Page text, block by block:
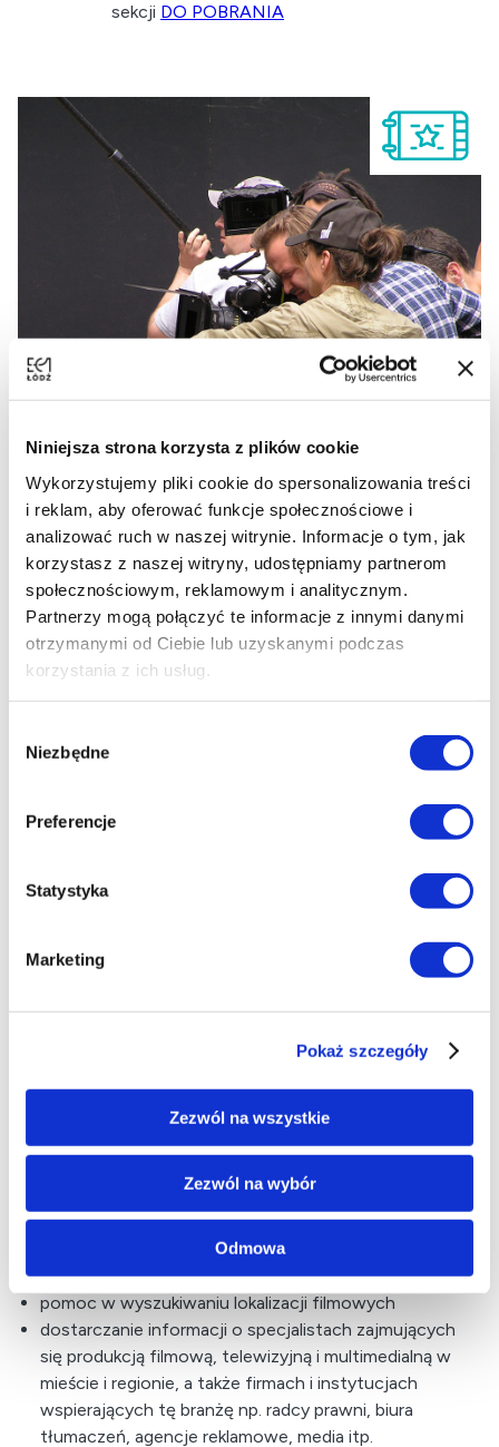
Niniejsza strona korzysta z plików cookie
Wykorzystujemy pliki cookie do spersonalizowania treści
i reklam, aby oferować funkcje społecznościowe i
analizować ruch w naszej witrynie. Informacje o tym, jak
korzystasz z naszej witryny, udostępniamy partnerom
społecznościowym, reklamowym i analitycznym.
Partnerzy mogą połączyć te informacje z innymi danymi
otrzymanymi od Ciebie lub uzyskanymi podczas
korzystania z ich usług.
zgody
Niezbędne
Preferencje
Statystyka
Marketing
Pokaż szczegóły
Zezwól na wszystkie
Zezwól na wybór
Odmowa
sekcji DO POBRANIA
Scout w Łodzi
Zespół ŁÓDŹ FILM COMMISSION przygotował dla
wszystkich, którzy planują zdjęcia w Łodzi specjalny
przewodnik ! Koniecznie zapoznaj się z naszym
Usługi ŁFC obejmują m. in.:
pomoc w wyszukiwaniu lokalizacji filmowych
dostarczanie informacji o specjalistach zajmujących
się produkcją filmową, telewizyjną i multimedialną w
mieście i regionie, a także firmach i instytucjach
wspierających tę branżę np. radcy prawni, biura
tłumaczeń, agencje reklamowe, media itp.